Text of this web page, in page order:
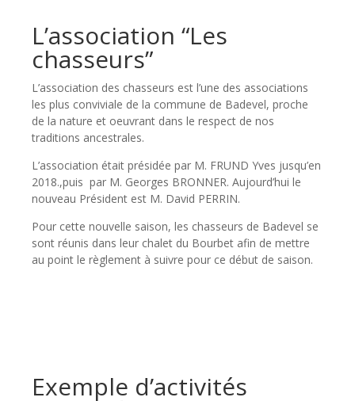
L’association “Les
chasseurs”
L’association des chasseurs est l’une des associations
les plus conviviale de la commune de Badevel, proche
de la nature et oeuvrant dans le respect de nos
traditions ancestrales.
L’association était présidée par M. FRUND Yves jusqu’en
2018.,puis par M. Georges BRONNER. Aujourd’hui le
nouveau Président est M. David PERRIN.
Pour cette nouvelle saison, les chasseurs de Badevel se
sont réunis dans leur chalet du Bourbet afin de mettre
au point le règlement à suivre pour ce début de saison.
Exemple d’activités